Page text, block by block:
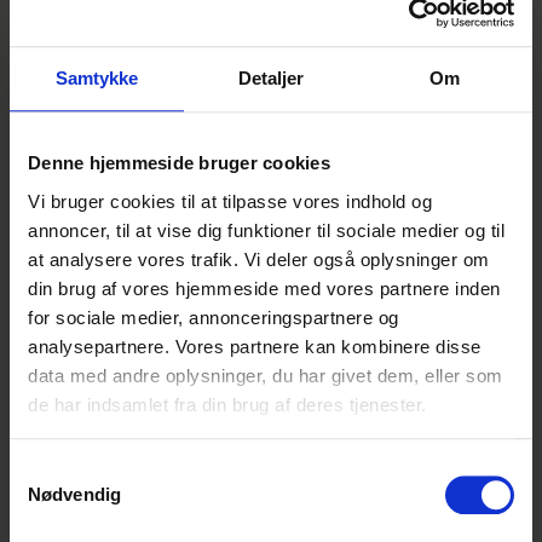
Samtykke Detaljer Om
Denne hjemmeside bruger cookies
Vi bruger cookies til at tilpasse vores indhold og
annoncer, til at vise dig funktioner til sociale medier og til
at analysere vores trafik. Vi deler også oplysninger om
din brug af vores hjemmeside med vores partnere inden
for sociale medier, annonceringspartnere og
analysepartnere. Vores partnere kan kombinere disse
data med andre oplysninger, du har givet dem, eller som
de har indsamlet fra din brug af deres tjenester.
Nødvendig
Detailhandlen”. Efter de to år som
Management Trainee, har du mulighed for at
søge en HD-uddannelse, hvis du har viljen og
Lidt om Nonfood
I Nonfood beskæftiger vi os med en meget
bred vifte af varer. Enheden er ansvarlig for
alle aktiviteter, som varerne kommer
igennem - fra de bestilles og modtages,
sættes på hylden og til de bliver solgt. Her
har vi fokus på godt købmandskab, mersalg,
gode indkøbsoplevelser og personligt salg,
ligesom du kommer til at arbejde med